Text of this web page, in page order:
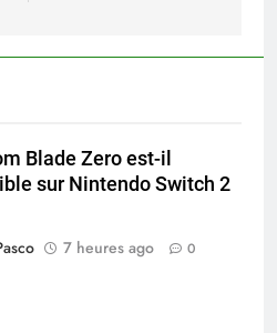
Blade Zero est-il
sur Nintendo Switch 2
7 heures ago 0